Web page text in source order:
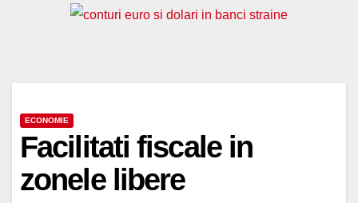
ECONOMIE
Facilitati fiscale in
zonele libere